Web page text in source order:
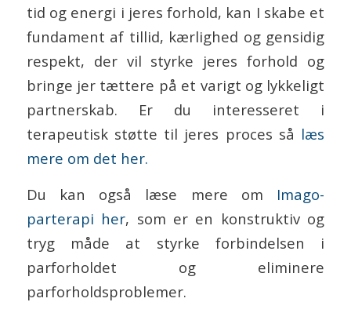
tid og energi i jeres forhold, kan I skabe et
fundament af tillid, kærlighed og gensidig
respekt, der vil styrke jeres forhold og
bringe jer tættere på et varigt og lykkeligt
partnerskab. Er du interesseret i
terapeutisk støtte til jeres proces så læs
mere om det her.
Du kan også læse mere om Imago-
parterapi her, som er en konstruktiv og
tryg måde at styrke forbindelsen i
parforholdet og eliminere
parforholdsproblemer.